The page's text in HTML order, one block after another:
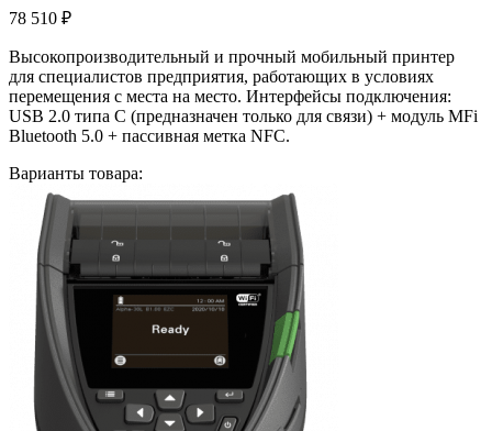
78 510 ₽
Высокопроизводительный и прочный мобильный принтер
для специалистов предприятия, работающих в условиях
перемещения с места на место. Интерфейсы подключения:
USB 2.0 типа C (предназначен только для связи) + модуль MFi
Bluetooth 5.0 + пассивная метка NFC.
Варианты товара: